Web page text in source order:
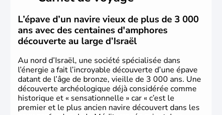
L’épave d’un navire vieux de plus de 3 000
ans avec des centaines d'amphores
découverte au large d’Israël
Au nord d’Israël, une société spécialisée dans
l’énergie a fait l’incroyable découverte d’une épave
datant de l’âge de bronze, vieille de 3 000 ans. Une
découverte archéologique déjà considérée comme
historique et « sensationnelle » car « c’est le
premier et le plus ancien navire découvert dans les